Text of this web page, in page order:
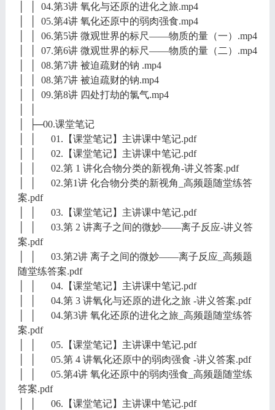
│ │ 04.第3讲 氧化与还原的进化之旅.mp4
│ │ 05.第4讲 氧化还原中的弱肉强食.mp4
│ │ 06.第5讲 微观世界的标尺——物质的量（一）.mp4
│ │ 07.第6讲 微观世界的标尺——物质的量（二）.mp4
│ │ 08.第7讲 被迫疏财的钠 .mp4
│ │ 08.第7讲 被迫疏财的钠.mp4
│ │ 09.第8讲 四处打劫的氯气.mp4
│ ├─00.课堂笔记
│ │ 01.【课堂笔记】主讲课中笔记.pdf
│ │ 02.【课堂笔记】主讲课中笔记.pdf
│ │ 02.第 1 讲化合物分类的新视角-讲义答案.pdf
│ │ 02.第1讲 化合物分类的新视角_高频题随堂练答
案.pdf
│ │ 03.【课堂笔记】主讲课中笔记.pdf
│ │ 03.第 2 讲离子之间的微妙——离子反应-讲义答
案.pdf
│ │ 03.第2讲 离子之间的微妙——离子反应_高频题
随堂练答案.pdf
│ │ 04.【课堂笔记】主讲课中笔记.pdf
│ │ 04.第 3 讲氧化与还原的进化之旅 -讲义答案.pdf
│ │ 04.第3讲 氧化还原的进化之旅_高频题随堂练答
案.pdf
│ │ 05.【课堂笔记】主讲课中笔记.pdf
│ │ 05.第 4 讲氧化还原中的弱肉强食 -讲义答案.pdf
│ │ 05.第4讲 氧化还原中的弱肉强食_高频题随堂练
答案.pdf
│ │ 06.【课堂笔记】主讲课中笔记.pdf